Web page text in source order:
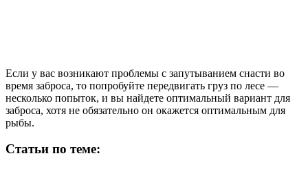
Если у вас возникают проблемы с запутыванием снасти во
время заброса, то попробуйте передвигать груз по лесе —
несколько попыток, и вы найдете оптимальный вариант для
заброса, хотя не обязательно он окажется оптимальным для
рыбы.
Статьи по теме: